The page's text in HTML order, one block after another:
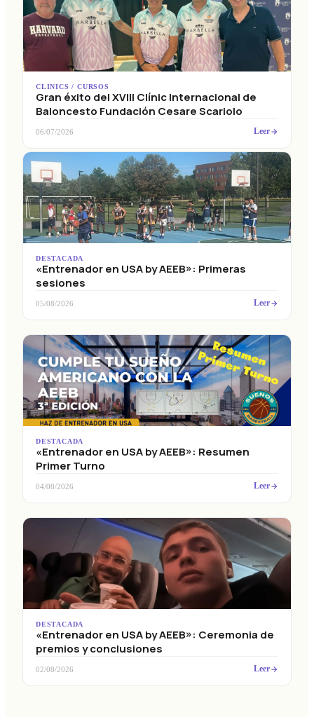
CLINICS / CURSOS
Gran éxito del XVIII Clínic Internacional de
Baloncesto Fundación Cesare Scariolo
06/07/2026 Leer
DESTACADA
«Entrenador en USA by AEEB»: Primeras
sesiones
05/08/2026 Leer
DESTACADA
«Entrenador en USA by AEEB»: Resumen
Primer Turno
04/08/2026 Leer
DESTACADA
«Entrenador en USA by AEEB»: Ceremonia de
premios y conclusiones
02/08/2026 Leer